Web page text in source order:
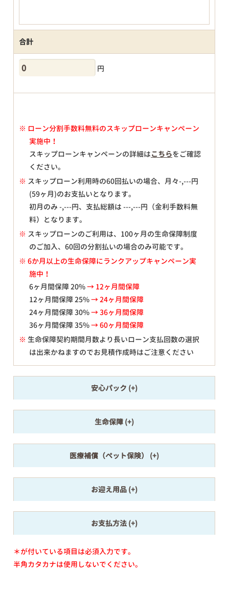
合計
円
※ ローン分割手数料無料のスキップローンキャンペーン
実施中！
スキップローンキャンペーンの詳細はこちらをご確認
ください。
※ スキップローン利用時の60回払いの場合、月々-,---円
(59ヶ月)のお支払いとなります。
初月のみ-,---円、支払総額は---,---円（金利手数料無
料）となります。
※ スキップローンのご利用は、100ヶ月の生命保障制度
のご加入、60回の分割払いの場合のみ可能です。
※ 6か月以上の生命保障にランクアップキャンペーン実
施中！
6ヶ月間保障 20%→ 12ヶ月間保障
12ヶ月間保障 25%→ 24ヶ月間保障
24ヶ月間保障 30%→ 36ヶ月間保障
36ヶ月間保障 35%→ 60ヶ月間保障
※ 生命保障契約期間月数より長いローン支払回数の選択
は出来かねますのでお見積作成時はご注意ください
安心パック
生命保障
医療補償（ペット保険）
お迎え用品
お支払方法
＊が付いている項目は必須入力です。
半角カタカナは使用しないでください。